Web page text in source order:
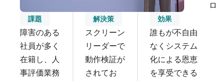
ロ
課題
障害のある
社員が多く
在籍し、人
事評価業務
解決策
スクリーン
リーダーで
動作検証が
されてお
効果
誰もが不自由
なくシステム
化による恩恵
を享受できる